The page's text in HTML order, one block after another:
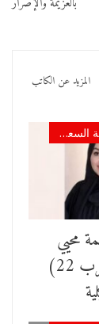
المزيد عن الكاتب
المملكة العربية السعودية
محيي
الدين في (عرب 22)